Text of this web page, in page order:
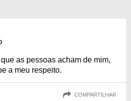
as pessoas acham de mim,
a meu respeito.
COMPARTILHAR